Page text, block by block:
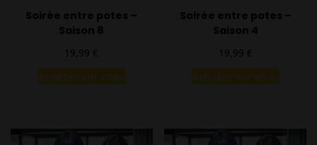
Soirée entre potes –
Saison 8
19,99 €
Acheter sur ebay
Soirée entre potes –
Saison 4
19,99 €
Acheter sur ebay